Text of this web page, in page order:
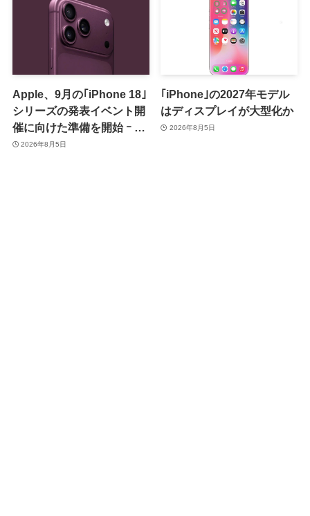
Apple、9月の｢iPhone 18｣
シリーズの発表イベント開
催に向けた準備を開始 ｰ 9
月8日か9月9日に開催見込
2026年8月5日
｢iPhone｣の2027年モデル
はディスプレイが大型化か
2026年8月5日